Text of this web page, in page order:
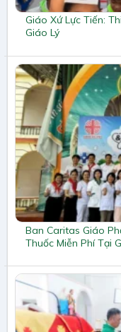
Giáo Xứ Lực Tiến:
Giáo Lý
Ban Caritas Giáo
Thuốc Miễn Phí Tại